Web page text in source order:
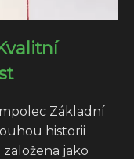
Základní
historii
založena jako